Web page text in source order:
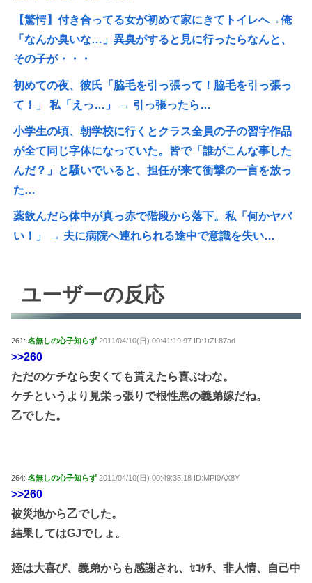
【驚愕】付き合ってる女が初めて家にきてトイレへ→俺
「なんか臭いな…」異臭がすると見に行ったらなんと、
その子が・・・
初めての夜、彼氏「脇毛を引っ張って！脇毛を引っ張っ
て！」 私「えっ…」 → 引っ張ったら…
小学生の頃、朝学校に行くとクラス全員の子の習字作品
が全て同じ字体になっていた。皆で「誰がこんな事した
んだ？」と騒いでいると、担任が来て衝撃の一言を放っ
た…
薬飲んだら体中が真っ赤で階段から落下。私「何かヤバ
い！」 → 夫に病院へ連れられる途中で意識を失い…
ユーザーの反応
261: 名無しの心子知らず 2011/04/10(日) 00:41:19.97 ID:1tZL87ad
>>260
ただのケチなら安くても貰えたら喜ぶわな。
ケチというより見栄っ張りで根性悪の義弟嫁だね。
乙でした。
264: 名無しの心子知らず 2011/04/10(日) 00:49:35.18 ID:MPI0AX8Y
>>260
被災地から乙でした。
結果してはGJでしょ。
姪は大喜び、義弟からも感謝され、ｾｺｹﾁ、非人情、自己中